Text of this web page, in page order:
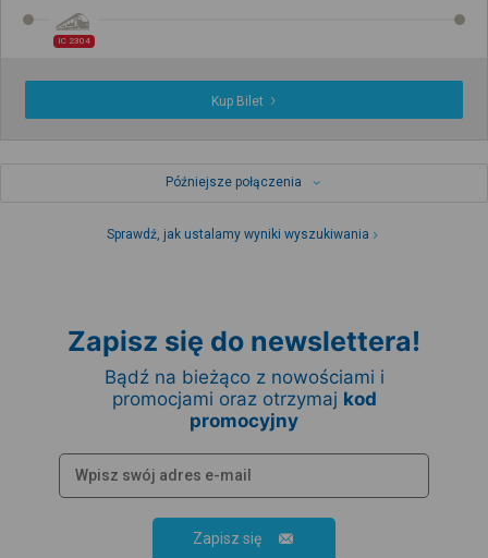
IC 2304
Kup Bilet
Późniejsze połączenia
Sprawdź, jak ustalamy wyniki wyszukiwania
Zapisz się do newslettera!
Bądź na bieżąco z nowościami i
promocjami oraz otrzymaj kod
promocyjny
Zapisz się